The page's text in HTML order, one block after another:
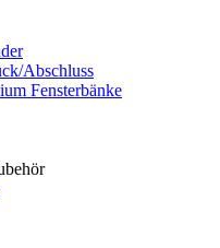
Abschluss
Fensterbänke